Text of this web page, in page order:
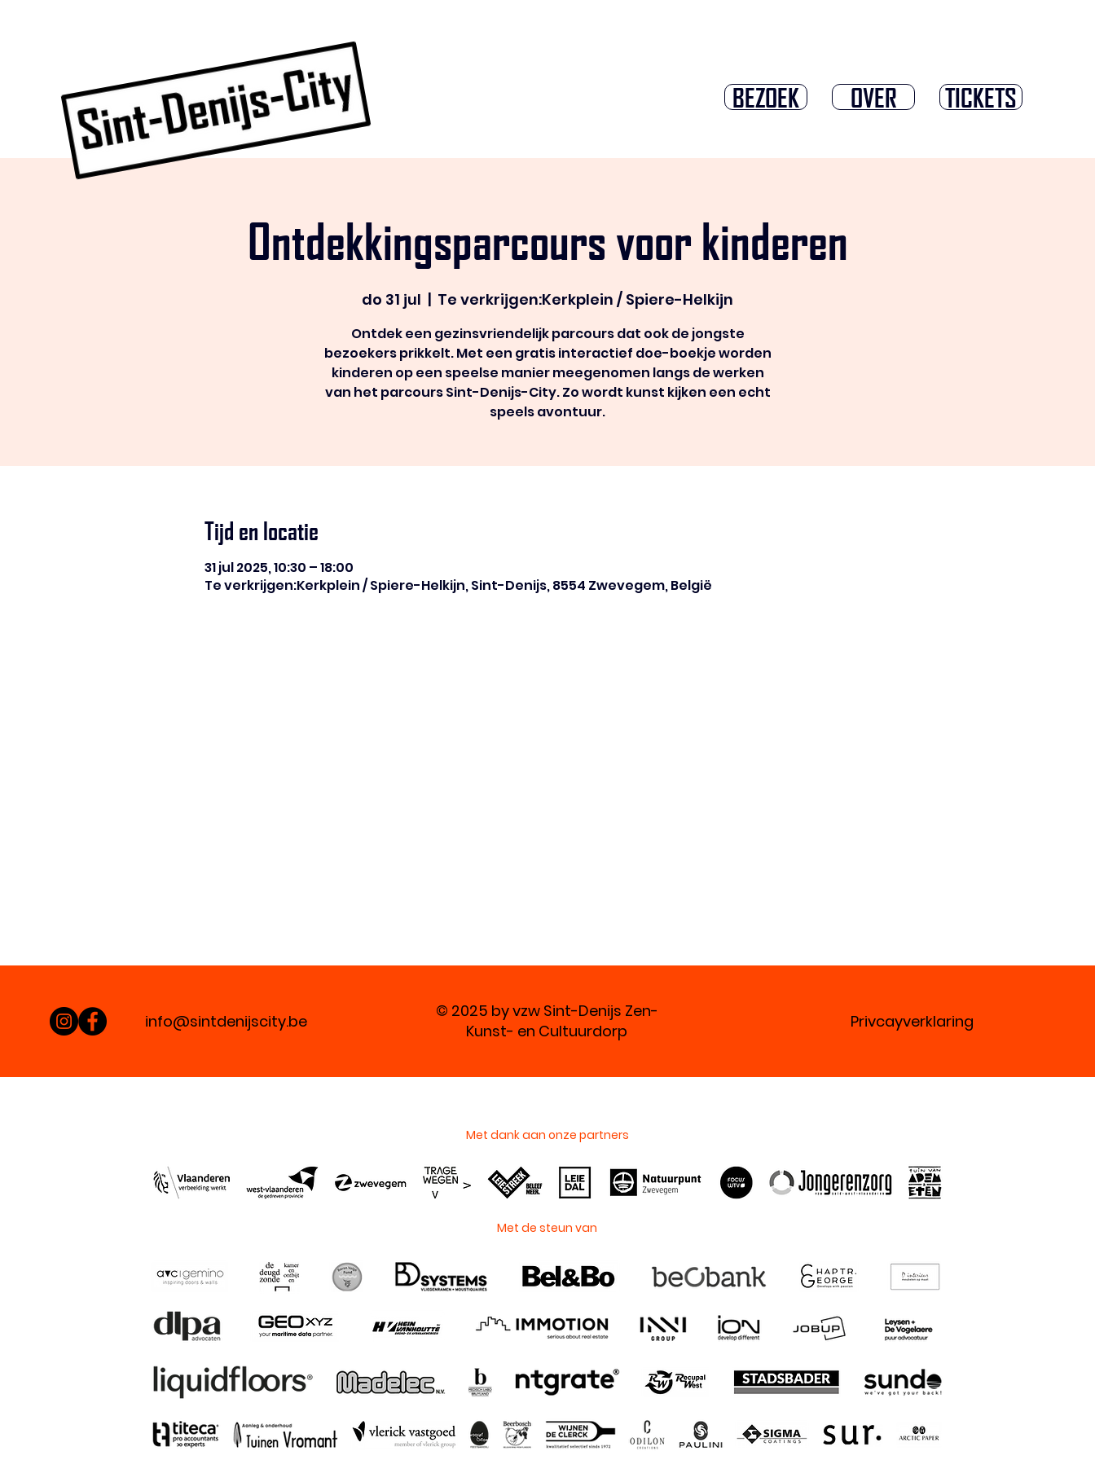
TICKETS
OVER
BEZOEK
Ontdekkingsparcours voor kinderen
do 31 jul
  |
Te verkrijgen:Kerkplein / Spiere-Helkijn
Ontdek een gezinsvriendelijk parcours dat ook de jongste
bezoekers prikkelt. Met een gratis interactief doe-boekje worden
kinderen op een speelse manier meegenomen langs de werken
van het parcours Sint-Denijs-City. Zo wordt kunst kijken een echt
speels avontuur.
Tijd en locatie
31 jul 2025, 10:30 – 18:00
Te verkrijgen:Kerkplein / Spiere-Helkijn, Sint-Denijs, 8554 Zwevegem, België
info@sintdenijscity.be
© 2025 by vzw Sint-Denijs Zen-
Kunst- en Cultuurdorp
Privcayverklaring
Met dank aan onze partners
Met de steun van